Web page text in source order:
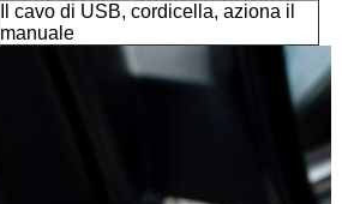
Il cavo di USB, cordicella, aziona il
manuale